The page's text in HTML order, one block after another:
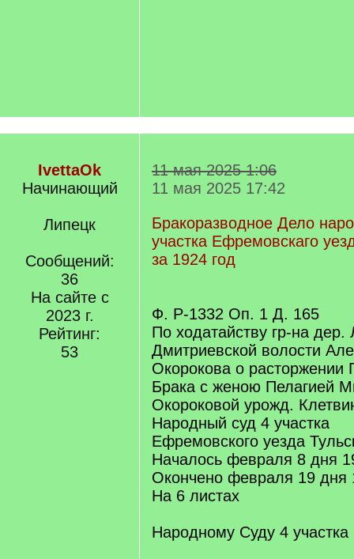
IvettaOk
Начинающий
Липецк
Сообщений:
36
На сайте с
2023 г.
Рейтинг:
53
11 мая 2025 1:06
11 мая 2025 17:42
Бракоразводное Дело
участка Ефремовскаго
за 1924 год
Ф. Р-1332 Оп. 1 Д. 165
По ходатайству гр-на дер.
Дмитриевской волости
Окорокова о расторжении
Брака с женою Пелагией
Окороковой урожд.
Народный суд 4 участка
Ефремовского уезда
Началось февраля 8 дня
Окончено февраля 19 дня
На 6 листах
Народному Суду 4